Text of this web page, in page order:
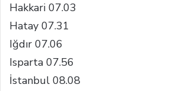
Hakkari 07.03
Hatay 07.31
Iğdır 07.06
Isparta 07.56
İstanbul 08.08